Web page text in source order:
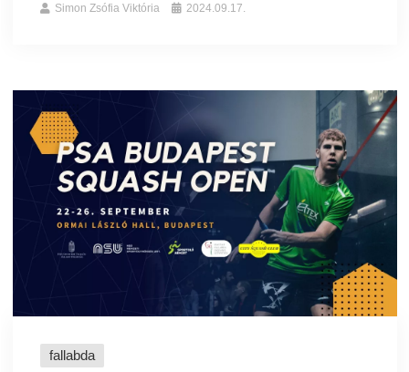
Simon Zsófia Viktória 2024.09.17.
fallabda